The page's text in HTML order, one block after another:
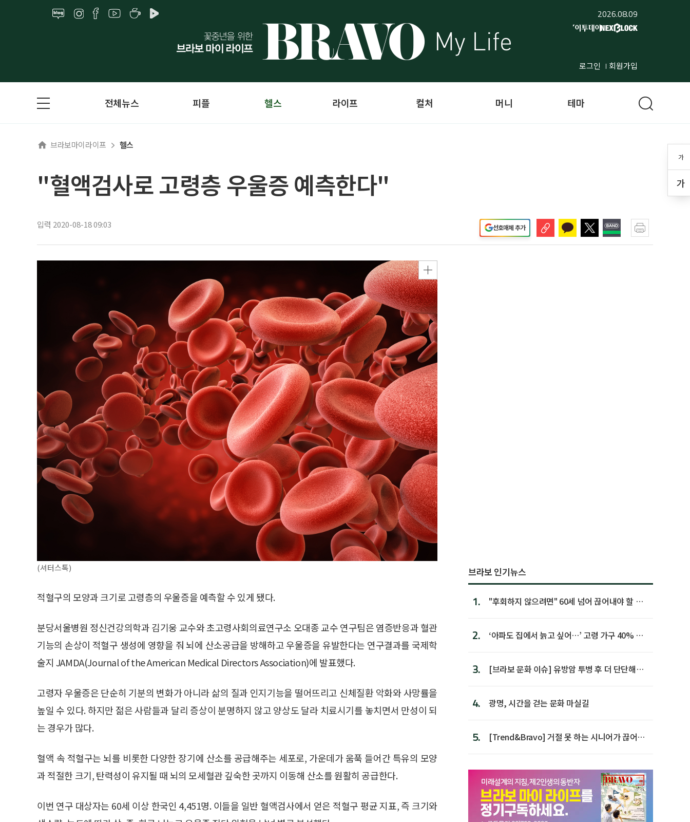
2026.08.09
로그인 회원가입
가
가
전체뉴스 피플 헬스 라이프 컬처 머니 테마
브라보마이라이프 헬스
"혈액검사로 고령층 우울증 예측한다"
입력 2020-08-18 09:03 선호매체 추가
(셔터스톡)
적혈구의 모양과 크기로 고령층의 우울증을 예측할 수 있게 됐다.
분당서울병원 정신건강의학과 김기웅 교수와 초고령사회의료연구소 오대종 교수 연구팀은 염증반응과 혈관
기능의 손상이 적혈구 생성에 영향을 줘 뇌에 산소공급을 방해하고 우울증을 유발한다는 연구결과를 국제학
술지 JAMDA(Journal of the American Medical Directors Association)에 발표했다.
고령자 우울증은 단순히 기분의 변화가 아니라 삶의 질과 인지기능을 떨어뜨리고 신체질환 악화와 사망률을
높일 수 있다. 하지만 젊은 사람들과 달리 증상이 분명하지 않고 양상도 달라 치료시기를 놓치면서 만성이 되
는 경우가 많다.
혈액 속 적혈구는 뇌를 비롯한 다양한 장기에 산소를 공급해주는 세포로, 가운데가 움푹 들어간 특유의 모양
과 적절한 크기, 탄력성이 유지될 때 뇌의 모세혈관 깊숙한 곳까지 이동해 산소를 원활히 공급한다.
이번 연구 대상자는 60세 이상 한국인 4,451명. 이들을 일반 혈액검사에서 얻은 적혈구 평균 지표, 즉 크기와
브라보 인기뉴스
1.
"후회하지 않으려면" 60세 넘어 끊어내야 할 사
2.
‘아파도 집에서 늙고 싶어…’ 고령 가구 40% 노
3.
[브라보 문화 이슈] 유방암 투병 후 더 단단해진
4. 광명, 시간을 걷는 문화 마실길
5.
[Trend&Bravo] 거절 못 하는 시니어가 끊어야